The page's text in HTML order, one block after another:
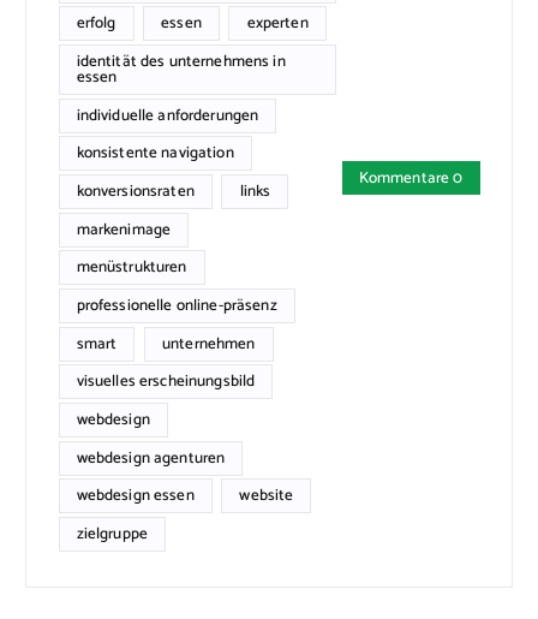
erfolg
essen
experten
identität des unternehmens in
essen
individuelle anforderungen
konsistente navigation
konversionsraten
links
markenimage
menüstrukturen
professionelle online-präsenz
smart
unternehmen
visuelles erscheinungsbild
webdesign
webdesign agenturen
webdesign essen
website
zielgruppe
Kommentare 0